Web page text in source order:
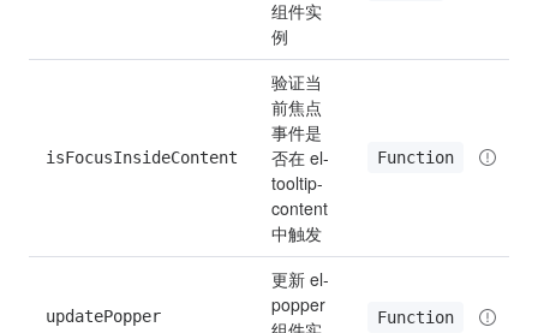
组件实
例
isFocusInsideContent
验证当
前焦点
事件是
否在 el-
tooltip-
content
中触发
Function
updatePopper
更新 el-
popper
Function